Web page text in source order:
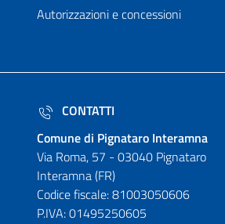
Autorizzazioni e concessioni
CONTATTI
Comune di Pignataro Interamna
Via Roma, 57 - 03040 Pignataro
Interamna (FR)
Codice fiscale: 81003050606
P.IVA: 01495250605